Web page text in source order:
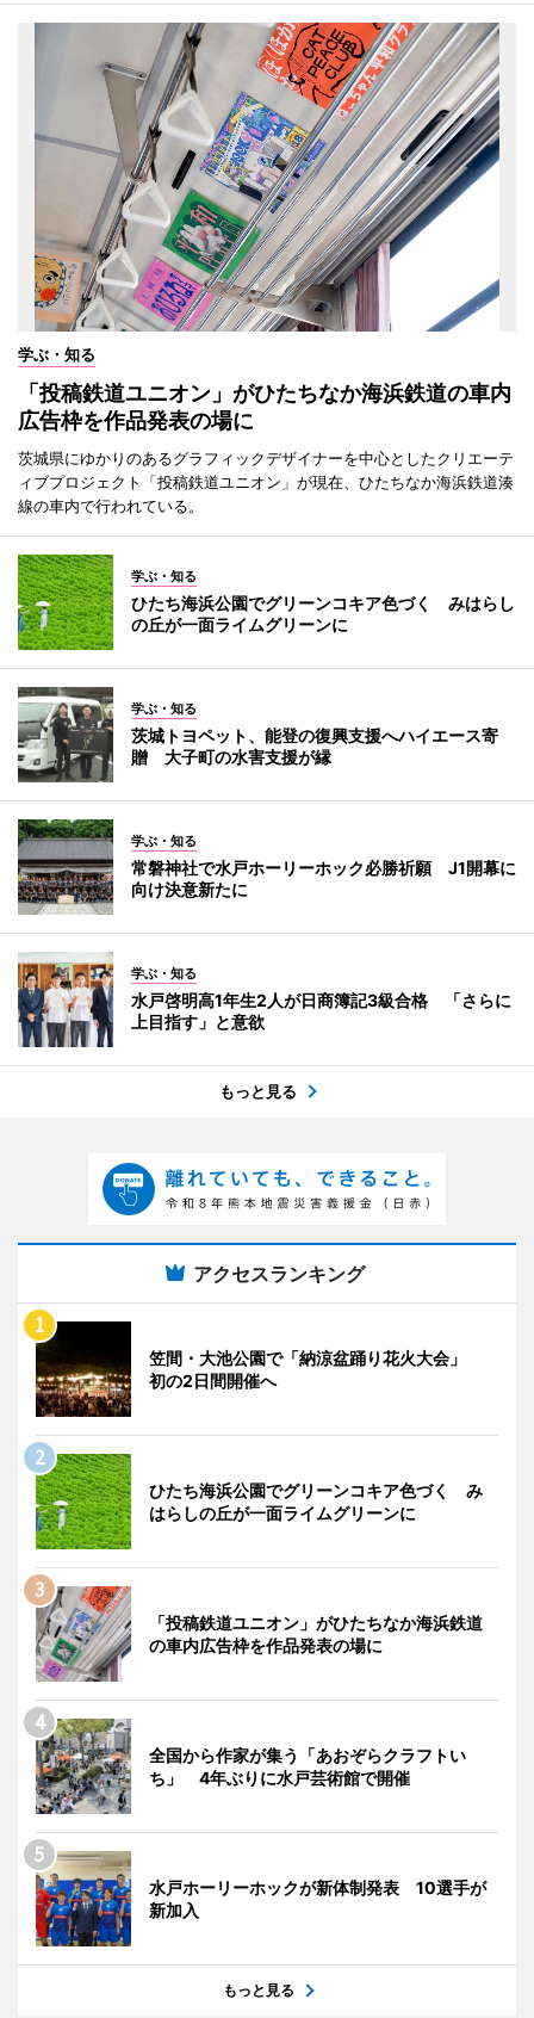
学ぶ・知る
「投稿鉄道ユニオン」がひたちなか海浜鉄道の車内
広告枠を作品発表の場に
茨城県にゆかりのあるグラフィックデザイナーを中心としたクリエーテ
ィブプロジェクト「投稿鉄道ユニオン」が現在、ひたちなか海浜鉄道湊
線の車内で行われている。
学ぶ・知る
ひたち海浜公園でグリーンコキア色づく みはらし
の丘が一面ライムグリーンに
学ぶ・知る
茨城トヨペット、能登の復興支援へハイエース寄
贈 大子町の水害支援が縁
学ぶ・知る
常磐神社で水戸ホーリーホック必勝祈願 J1開幕に
向け決意新たに
学ぶ・知る
水戸啓明高1年生2人が日商簿記3級合格 「さらに
上目指す」と意欲
もっと見る
アクセスランキング
笠間・大池公園で「納涼盆踊り花火大会」
初の2日間開催へ
ひたち海浜公園でグリーンコキア色づく み
はらしの丘が一面ライムグリーンに
「投稿鉄道ユニオン」がひたちなか海浜鉄道
の車内広告枠を作品発表の場に
全国から作家が集う「あおぞらクラフトい
ち」 4年ぶりに水戸芸術館で開催
水戸ホーリーホックが新体制発表 10選手が
新加入
もっと見る